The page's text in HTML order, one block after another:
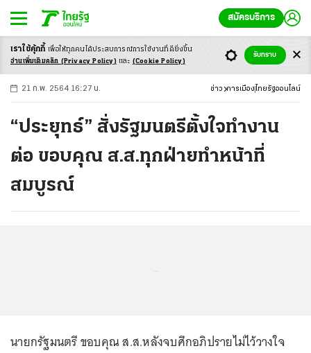
สมัครบริการ
-ก ก ก+
21 ก.พ. 2564 16:27 น. ข่าว การเมือง ไทยรัฐออนไลน์
“ประยุทธ์” สั่งรัฐมนตรีตั้งใจทำงาน
ต่อ ขอบคุณ ส.ส.ทุกฝ่ายทำหน้าที่
สมบูรณ์
นายกรัฐมนตรี ขอบคุณ ส.ส.หลังจบศึกอภิปรายไม่ไว้วางใจ
เราใช้คุ้กกี้ เพื่อให้ทุกคนได้ประสบการณ์การใช้งานที่ดียิ่งขึ้น
อ่านเพิ่มเติมคลิก (Privacy Policy) และ (Cookie Policy)
รับทราบ